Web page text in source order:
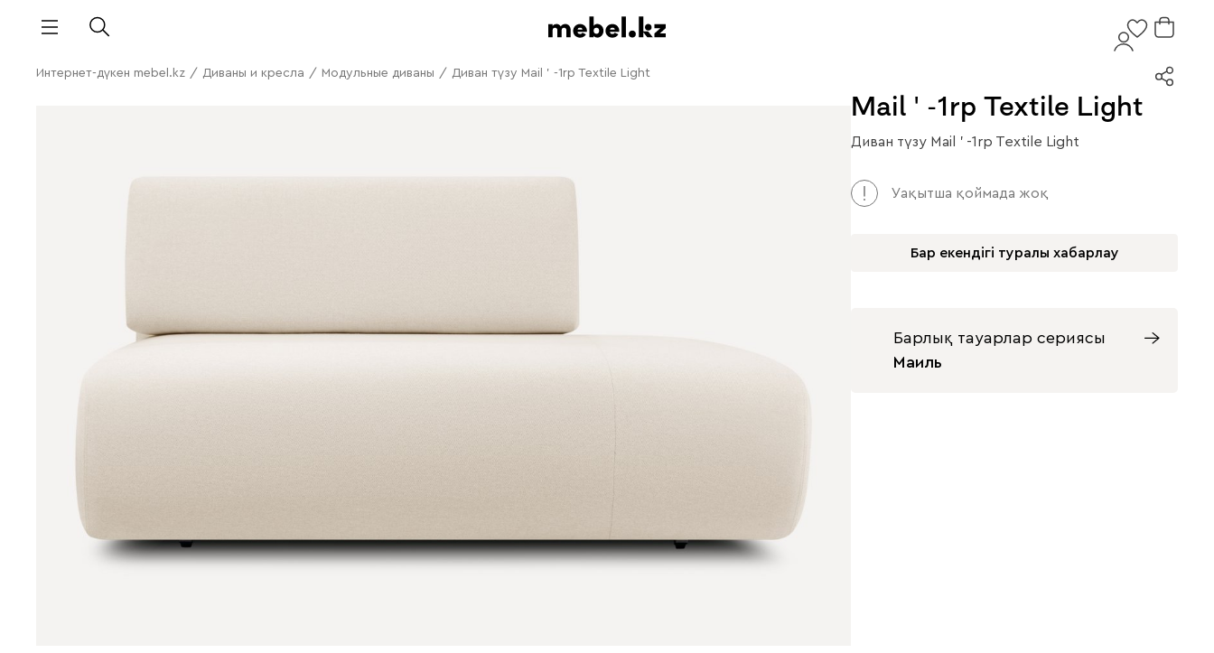
Интернет-дүкен mebel.kz / Диваны и кресла / Модульные диваны / Диван түзу Mail ' -1rp Textile Light
Mail ' -1rp Textile Light
Диван түзу Mail ' -1rp Textile Light
Уақытша қоймада жоқ
Бар екендігі туралы хабарлау
Барлық тауарлар сериясы
Маиль